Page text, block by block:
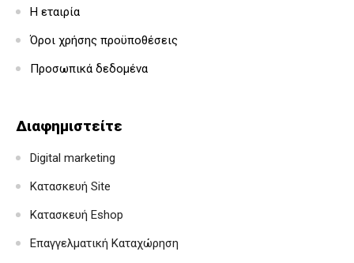
Η εταιρία
Όροι χρήσης προϋποθέσεις
Προσωπικά δεδομένα
Διαφημιστείτε
Digital marketing
Κατασκευή Site
Κατασκευή Eshop
Επαγγελματική Καταχώρηση